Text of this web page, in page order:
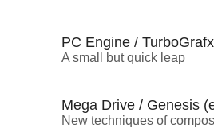
PC Engine /
A small but quick leap
Mega Drive / Genesis
New techniques of